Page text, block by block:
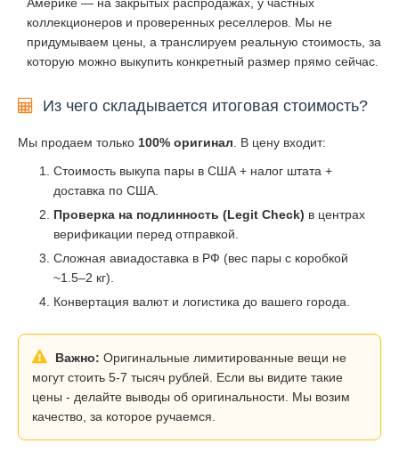
коллекционеров и проверенных реселлеров. Мы не
придумываем цены, а транслируем реальную стоимость, за
которую можно выкупить конкретный размер прямо сейчас.
Из чего складывается итоговая стоимость?
Мы продаем только 100% оригинал . В цену входит:
Стоимость выкупа пары в США + налог штата +
доставка по США.
Проверка на подлинность (Legit Check) в центрах
верификации перед отправкой.
Сложная авиадоставка в РФ (вес пары с коробкой
~1.5–2 кг).
Конвертация валют и логистика до вашего города.
Важно: Оригинальные лимитированные вещи не
могут стоить 5-7 тысяч рублей. Если вы видите такие
цены - делайте выводы об оригинальности. Мы возим
качество, за которое ручаемся.